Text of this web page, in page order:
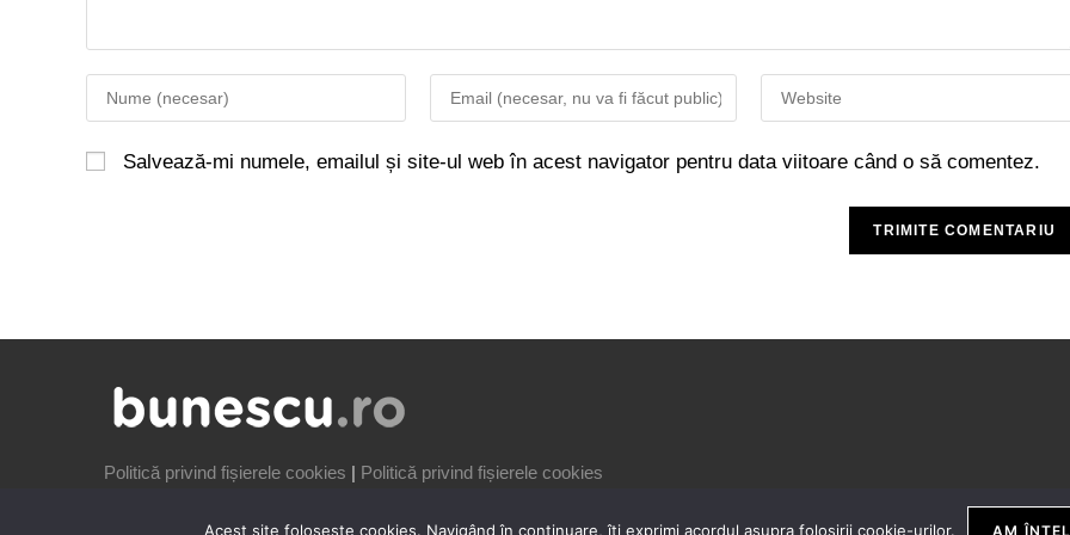
Salvează-mi numele, emailul și site-ul web în acest navigator pentru data viitoare când o să comentez.
Politică privind fișierele cookies | Politică privind fișierele cookies
Acest site folosește cookies. Navigând în continuare, îți exprimi acordul asupra folosirii cookie-urilor. AM